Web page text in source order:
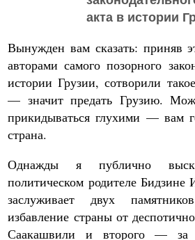
акта в истории
Вынужден вам сказать: приняв
авторами самого позорного
истории Грузии, сотворили
— значит предать Грузию.
прикидываться глухими — вам
страна.
Однажды я публично
политическом родителе
заслуживает двух
избавление страны от
Саакашвили и второго — за